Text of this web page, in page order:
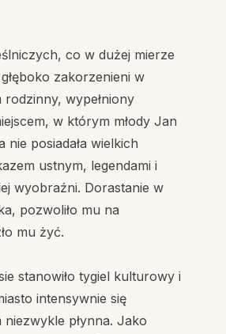
co w dużej mierze
zakorzenieni w
rodzinny, wypełniony
w którym młody Jan
posiadała wielkich
ustnym, legendami i
wyobraźni. Dorastanie w
pozwoliło mu na
mu żyć.
stanowiło tygiel kulturowy i
intensywnie się
niezwykle płynna. Jako